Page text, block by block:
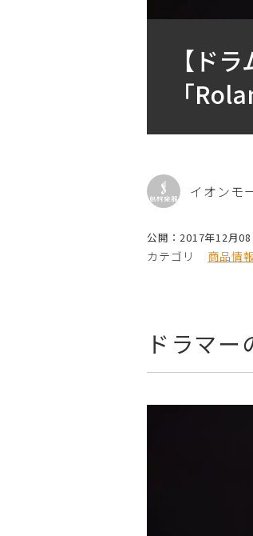
【ド
「
イオンモ
公開：2017年12月08
カテゴリ 商品情報
ドラマ